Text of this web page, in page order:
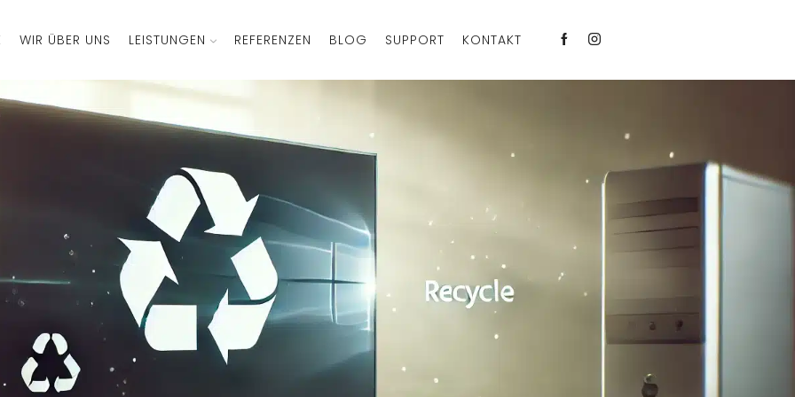
WIR ÜBER UNS LEISTUNGEN REFERENZEN BLOG SUPPORT KONTAKT